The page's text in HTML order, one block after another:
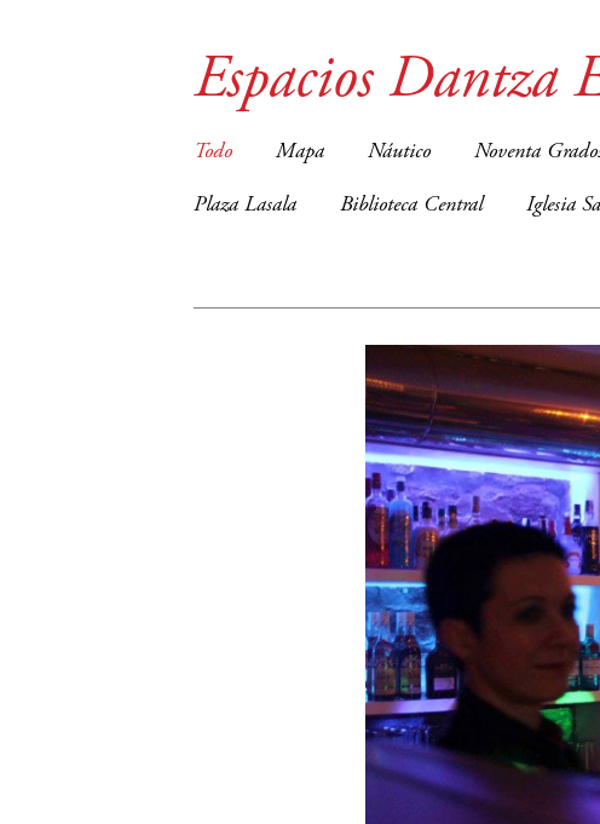
Espacios Dantza
Todo Mapa Náutico Noventa
Plaza Lasala Biblioteca Central Iglesia